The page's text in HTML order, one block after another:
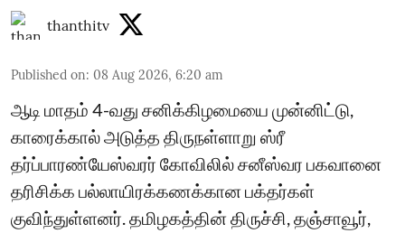
thanthitv
Published on: 08 Aug 2026, 6:20 am
ஆடி மாதம் 4-வது சனிக்கிழமையை முன்னிட்டு,
காரைக்கால் அடுத்த திருநள்ளாறு ஸ்ரீ
தர்ப்பாரண்யேஸ்வரர் கோவிலில் சனீஸ்வர பகவானை
தரிசிக்க பல்லாயிரக்கணக்கான பக்தர்கள்
குவிந்துள்ளனர். தமிழகத்தின் திருச்சி, தஞ்சாவூர்,